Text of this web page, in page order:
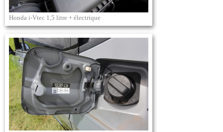
Honda i-Vtec 1,5 litre + électrique